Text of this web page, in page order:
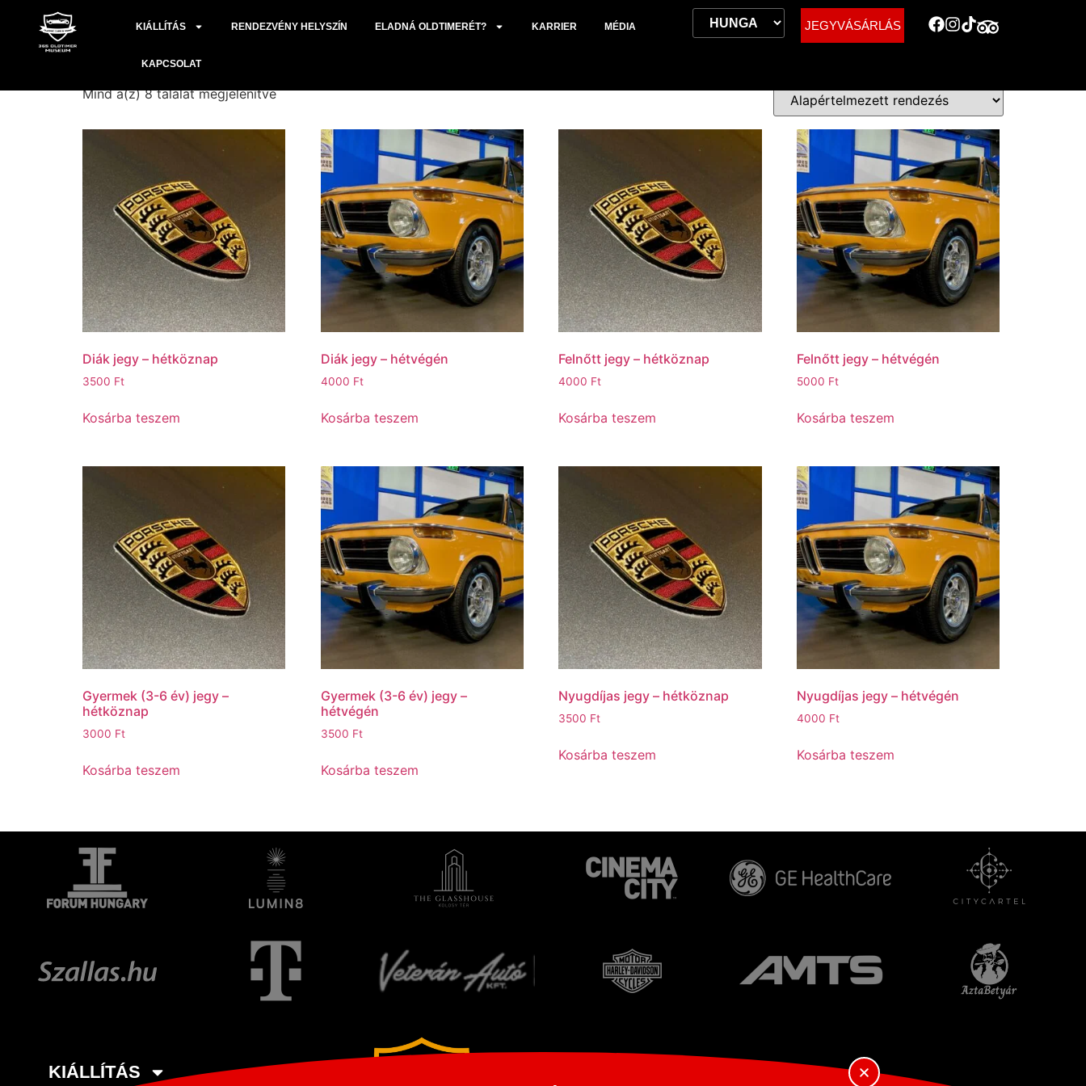
KIÁLLÍTÁS RENDEZVÉNY HELYSZÍN ELADNÁ OLDTIMERÉT? KARRIER MÉDIA
KAPCSOLAT
JEGYVÁSÁRLÁS
egyéni
Mind a(z) 8 találat megjelenítve
Diák jegy – hétköznap
3500 Ft
Kosárba teszem
Diák jegy – hétvégén
4000 Ft
Kosárba teszem
Felnőtt jegy – hétköznap
4000 Ft
Kosárba teszem
Felnőtt jegy – hétvégén
5000 Ft
Kosárba teszem
Gyermek (3-6 év) jegy –
hétköznap
3000 Ft
Kosárba teszem
Gyermek (3-6 év) jegy –
hétvégén
3500 Ft
Kosárba teszem
Nyugdíjas jegy – hétköznap
3500 Ft
Kosárba teszem
Nyugdíjas jegy – hétvégén
4000 Ft
Kosárba teszem
KIÁLLÍTÁS